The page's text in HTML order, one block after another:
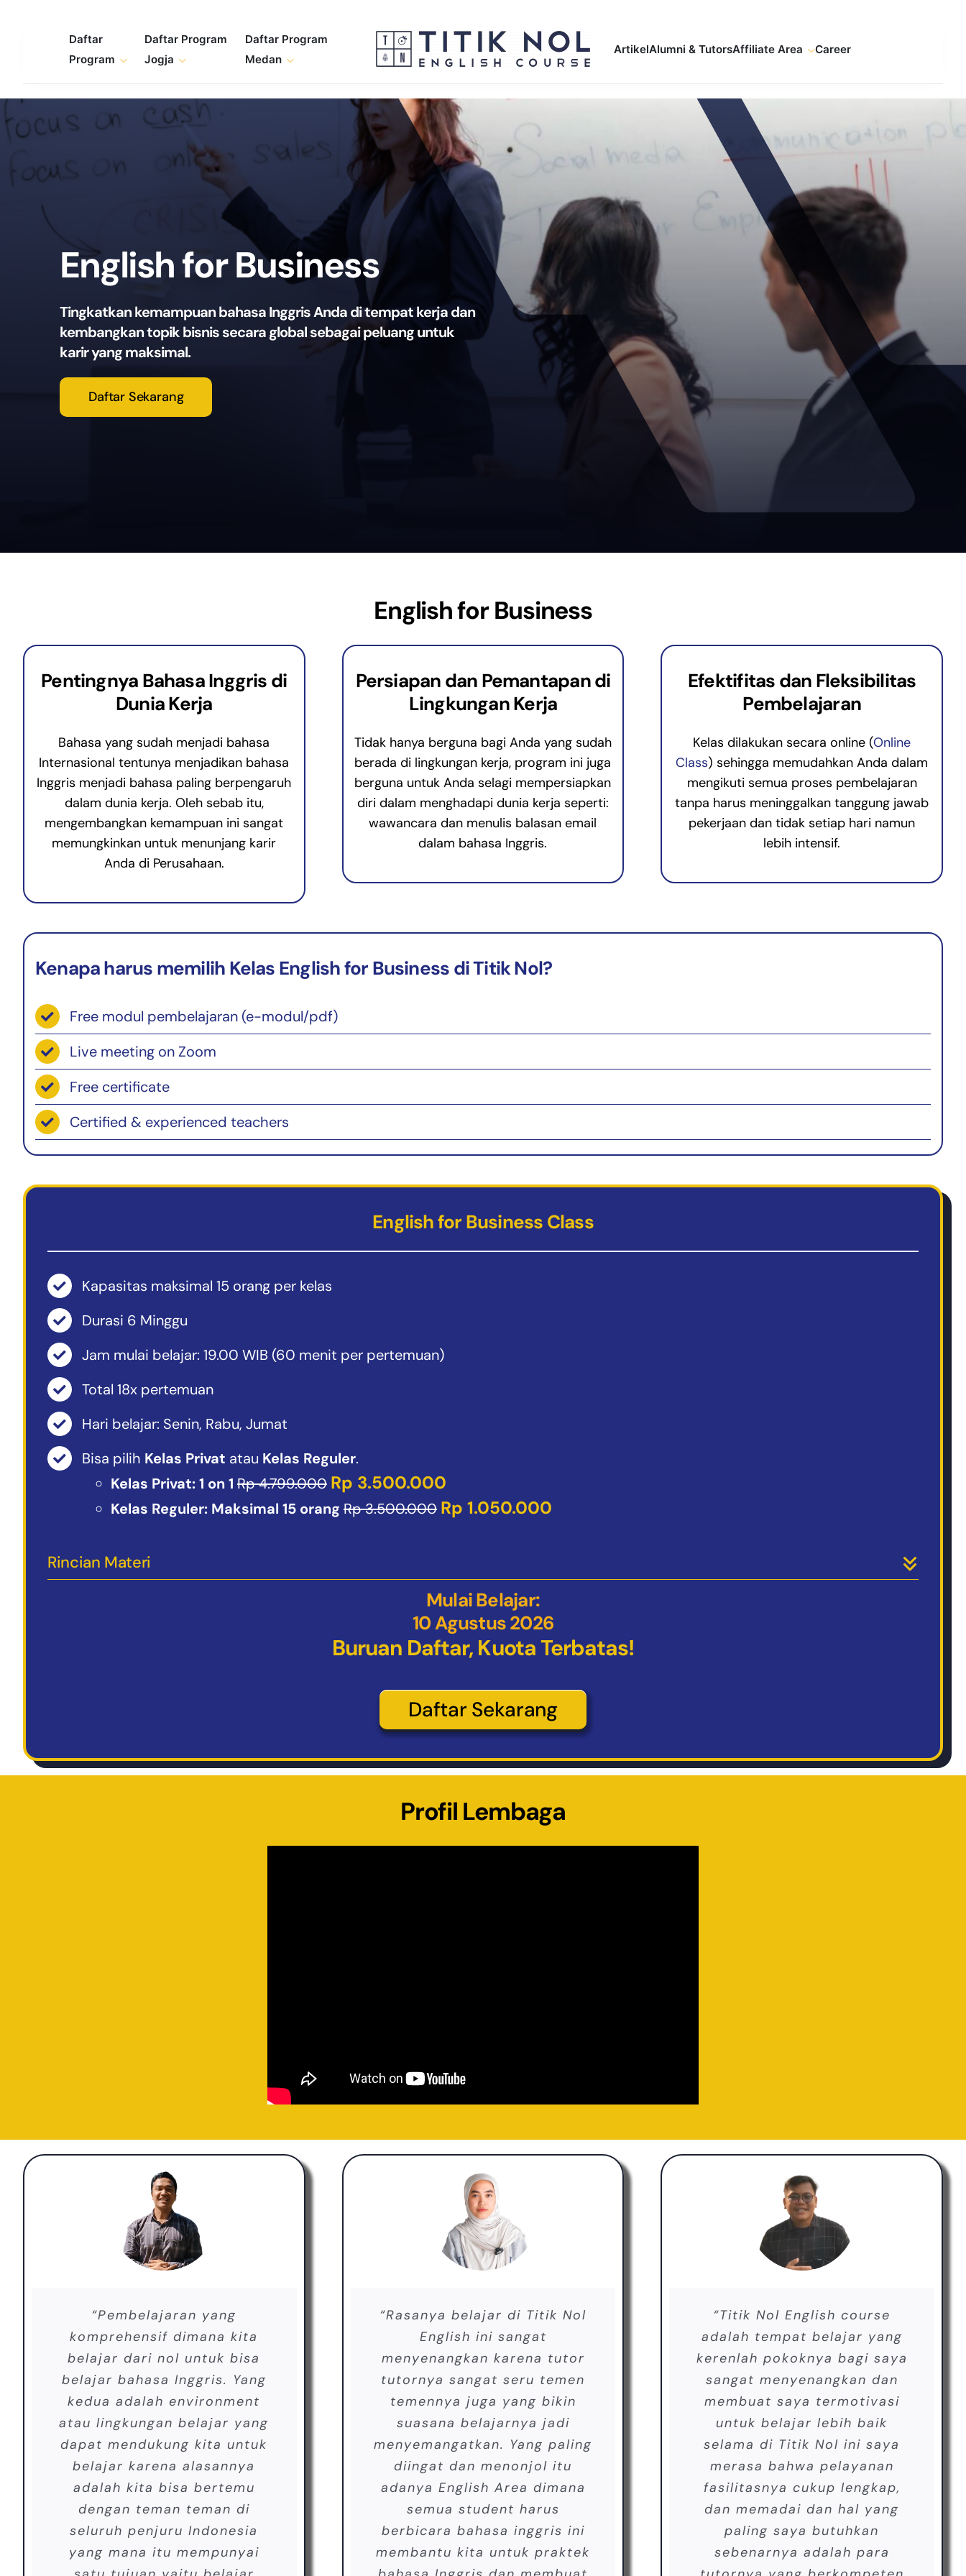
Daftar
Program
Daftar Program
Jogja
Daftar Program
Medan
ArtikelAlumni & TutorsAffiliate Area Career
English for Business
Tingkatkan kemampuan bahasa Inggris Anda di tempat kerja dan
kembangkan topik bisnis secara global sebagai peluang untuk
karir yang maksimal.
Daftar Sekarang
English for Business
Pentingnya Bahasa Inggris di
Dunia Kerja
Bahasa yang sudah menjadi bahasa
Internasional tentunya menjadikan bahasa
Inggris menjadi bahasa paling berpengaruh
dalam dunia kerja. Oleh sebab itu,
mengembangkan kemampuan ini sangat
memungkinkan untuk menunjang karir
Anda di Perusahaan.
Persiapan dan Pemantapan di
Lingkungan Kerja
Tidak hanya berguna bagi Anda yang sudah
berada di lingkungan kerja, program ini juga
berguna untuk Anda selagi mempersiapkan
diri dalam menghadapi dunia kerja seperti:
wawancara dan menulis balasan email
dalam bahasa Inggris.
Efektifitas dan Fleksibilitas
Pembelajaran
Kelas dilakukan secara online (Online
Class) sehingga memudahkan Anda dalam
mengikuti semua proses pembelajaran
tanpa harus meninggalkan tanggung jawab
pekerjaan dan tidak setiap hari namun
lebih intensif.
Kenapa harus memilih Kelas English for Business di Titik Nol?
Free modul pembelajaran (e-modul/pdf)
Live meeting on Zoom
Free certificate
Certified & experienced teachers
English for Business Class
Kapasitas maksimal 15 orang per kelas
Durasi 6 Minggu
Jam mulai belajar: 19.00 WIB (60 menit per pertemuan)
Total 18x pertemuan
Hari belajar: Senin, Rabu, Jumat
Bisa pilih Kelas Privat atau Kelas Reguler.
Kelas Privat: 1 on 1 Rp 4.799.000 Rp 3.500.000
Kelas Reguler: Maksimal 15 orang Rp 3.500.000 Rp 1.050.000
Rincian Materi
Mulai Belajar:
10 Agustus 2026
Buruan Daftar, Kuota Terbatas!
Daftar Sekarang
Profil Lembaga
“Pembelajaran yang
komprehensif dimana kita
belajar dari nol untuk bisa
belajar bahasa Inggris. Yang
kedua adalah environment
atau lingkungan belajar yang
dapat mendukung kita untuk
belajar karena alasannya
adalah kita bisa bertemu
dengan teman teman di
seluruh penjuru Indonesia
yang mana itu mempunyai
“Selama Belajar di Titik Nol
aku merasakan dapat tutor
yang bisa ngajarin kita
sedetail itu dan punya tips
and trick untuk bisa
memahami materi dengan
mudah, serta kurikulum di Titik
Nol English yang sangat detail
dan sangat bertahap”
Akuntansi Universitas
Nasional Pasim
“Rasanya belajar di Titik Nol
English ini sangat
menyenangkan karena tutor
tutornya sangat seru temen
temennya juga yang bikin
suasana belajarnya jadi
menyemangatkan. Yang paling
diingat dan menonjol itu
adanya English Area dimana
semua student harus
berbicara bahasa inggris ini
membantu kita untuk praktek
“Titik Nol English course
adalah tempat belajar yang
kerenlah pokoknya bagi saya
sangat menyenangkan dan
membuat saya termotivasi
untuk belajar lebih baik
selama di Titik Nol ini saya
merasa bahwa pelayanan
fasilitasnya cukup lengkap,
dan memadai dan hal yang
paling saya butuhkan
sebenarnya adalah para